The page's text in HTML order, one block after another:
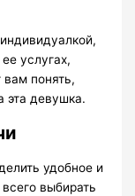
услугах,
вам понять,
эта девушка.
удобное и
выбирать